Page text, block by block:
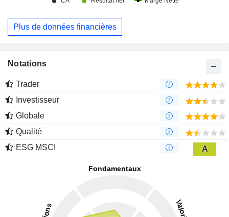
Plus de données financières
Notations
Trader
Investisseur
Globale
Qualité
ESG MSCI
A